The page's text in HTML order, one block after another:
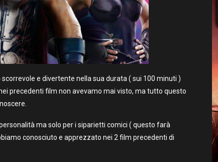
e divertente nella sua durata ( sui 100 minuti )
precedenti film non avevamo mai visto, ma tutto questo
ma solo per i siparietti comici ( questo farà
conosciuto e apprezzato nei 2 film precedenti di